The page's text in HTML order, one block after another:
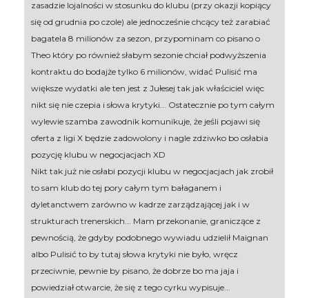
zasadzie lojalności w stosunku do klubu (przy okazji kopiący
się od grudnia po czole) ale jednocześnie chcący też zarabiać
bagatela 8 milionów za sezon, przypominam co pisano o
Theo który po również słabym sezonie chciał podwyższenia
kontraktu do bodajże tylko 6 milionów, widać Pulisić ma
większe wydatki ale ten jest z Jułesej tak jak właściciel więc
nikt się nie czepia i słowa krytyki... Ostatecznie po tym całym
wylewie szamba zawodnik komunikuje, że jeśli pojawi się
oferta z ligi X będzie zadowolony i nagle zdziwko bo osłabia
pozycję klubu w negocjacjach XD
Nikt tak już nie osłabi pozycji klubu w negocjacjach jak zrobił
to sam klub do tej pory całym tym bałaganem i
dyletanctwem zarówno w kadrze zarządzającej jak i w
strukturach trenerskich... Mam przekonanie, graniczące z
pewnością, że gdyby podobnego wywiadu udzielił Maignan
albo Pulisić to by tutaj słowa krytyki nie było, wręcz
przeciwnie, pewnie by pisano, że dobrze bo ma jaja i
powiedział otwarcie, że się z tego cyrku wypisuje...